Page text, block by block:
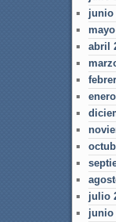
junio
abril
julio
junio